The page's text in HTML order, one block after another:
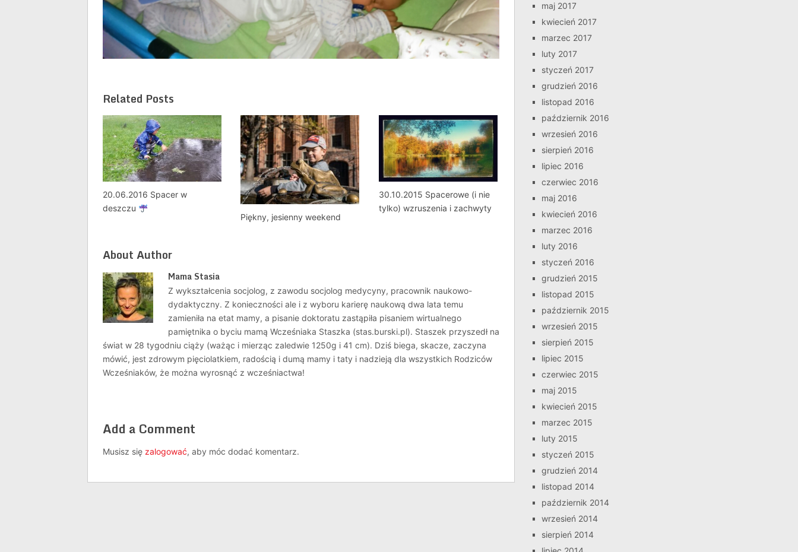
Related Posts
20.06.2016 Spacer w
deszczu
Piękny, jesienny weekend
30.10.2015 Spacerowe (i nie
tylko) wzruszenia i zachwyty
About Author
Mama Stasia
Z wykształcenia socjolog, z zawodu socjolog medycyny, pracownik naukowo-
dydaktyczny. Z konieczności ale i z wyboru karierę naukową dwa lata temu
zamieniła na etat mamy, a pisanie doktoratu zastąpiła pisaniem wirtualnego
pamiętnika o byciu mamą Wcześniaka Staszka (stas.burski.pl). Staszek przyszedł na
świat w 28 tygodniu ciąży (ważąc i mierząc zaledwie 1250g i 41 cm). Dziś biega, skacze, zaczyna
mówić, jest zdrowym pięciolatkiem, radością i dumą mamy i taty i nadzieją dla wszystkich Rodziców
Wcześniaków, że można wyrosnąć z wcześniactwa!
Add a Comment
Musisz się zalogować, aby móc dodać komentarz.
maj 2017
kwiecień 2017
marzec 2017
luty 2017
styczeń 2017
grudzień 2016
listopad 2016
październik 2016
wrzesień 2016
sierpień 2016
lipiec 2016
czerwiec 2016
maj 2016
kwiecień 2016
marzec 2016
luty 2016
styczeń 2016
grudzień 2015
listopad 2015
październik 2015
wrzesień 2015
sierpień 2015
lipiec 2015
czerwiec 2015
maj 2015
kwiecień 2015
marzec 2015
luty 2015
styczeń 2015
grudzień 2014
listopad 2014
październik 2014
wrzesień 2014
sierpień 2014